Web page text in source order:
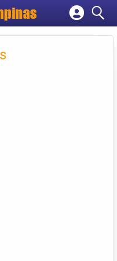
empresa